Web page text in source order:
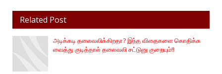
Related Post
அடிக்கடி தலைவலிக்கிறதா? இந்த விதைகளை கொதிக்க
வைத்து குடித்தால் தலைவலி சட்டுனு குறையும்!!